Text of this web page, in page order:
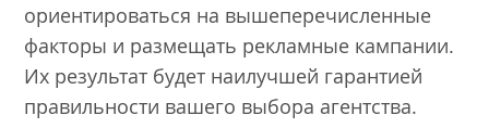
ориентироваться на вышеперечисленные
факторы и размещать рекламные кампании.
Их результат будет наилучшей гарантией
правильности вашего выбора агентства.